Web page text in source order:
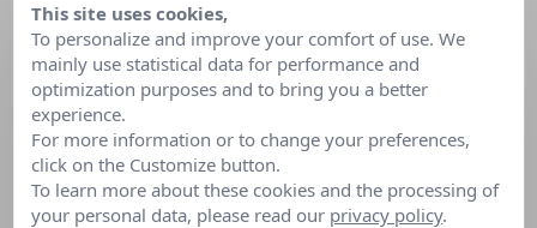
This site uses cookies,
To personalize and improve your comfort of use. We
mainly use statistical data for performance and
optimization purposes and to bring you a better
experience.
For more information or to change your preferences,
click on the Customize button.
To learn more about these cookies and the processing of
your personal data, please read our privacy policy.